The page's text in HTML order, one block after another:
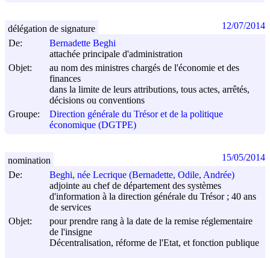
De:
Bernadette Beghi
attachée principale d'administration
Objet:
au nom des ministres chargés de l'économie et des
finances
dans la limite de leurs attributions, tous actes, arrêtés,
décisions ou conventions
Groupe:
Direction générale du Trésor et de la politique
économique (DGTPE)
délégation de signature 12/07/2014
De:
Beghi, née Lecrique (Bernadette, Odile, Andrée)
adjointe au chef de département des systèmes
d'information à la direction générale du Trésor ; 40 ans
de services
Objet:
pour prendre rang à la date de la remise réglementaire
de l'insigne
Décentralisation, réforme de l'Etat, et fonction publique
nomination 15/05/2014